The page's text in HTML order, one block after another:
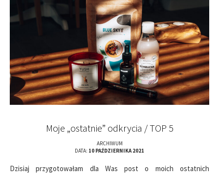
Moje „ostatnie” odkrycia / TOP 5
ARCHIWUM
DATA: 10 PAŹDZIERNIKA 2021
Dzisiaj przygotowałam dla Was post o moich ostatnich